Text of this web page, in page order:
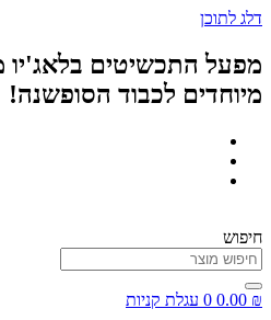
דלג לתוכן
מפעל התכשיטים בלאג'יו
מיוחדים לכבוד הסופשנה!
חיפוש
0.00 ₪
0 עגלת קניות